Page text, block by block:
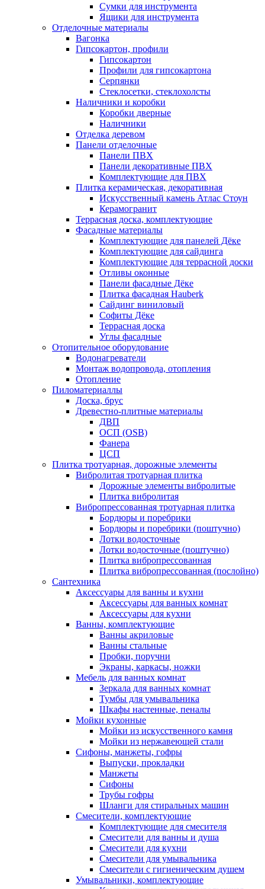
Сумки для инструмента
Ящики для инструмента
Отделочные материалы
Вагонка
Гипсокартон, профили
Гипсокартон
Профили для гипсокартона
Серпянки
Стеклосетки, стеклохолсты
Наличники и коробки
Коробки дверные
Наличники
Отделка деревом
Панели отделочные
Панели ПВХ
Панели декоративные ПВХ
Комплектующие для ПВХ
Плитка керамическая, декоративная
Искусственный камень Атлас Стоун
Керамогранит
Террасная доска, комплектующие
Фасадные материалы
Комплектующие для панелей Дёке
Комплектующие для сайдинга
Комплектующие для террасной доски
Отливы оконные
Панели фасадные Дёке
Плитка фасадная Hauberk
Сайдинг виниловый
Софиты Дёке
Террасная доска
Углы фасадные
Отопительное оборудование
Водонагреватели
Монтаж водопровода, отопления
Отопление
Пиломатериаллы
Доска, брус
Древестно-плитные материалы
ДВП
ОСП (OSB)
Фанера
ЦСП
Плитка тротуарная, дорожные элементы
Вибролитая тротуарная плитка
Дорожные элементы вибролитые
Плитка вибролитая
Вибропрессованная тротуарная плитка
Бордюры и поребрики
Бордюры и поребрики (поштучно)
Лотки водосточные
Лотки водосточные (поштучно)
Плитка вибропрессованная
Плитка вибропрессованная (послойно)
Сантехника
Аксессуары для ванны и кухни
Аксессуары для ванных комнат
Аксессуары для кухни
Ванны, комплектующие
Ванны акриловые
Ванны стальные
Пробки, поручни
Экраны, каркасы, ножки
Мебель для ванных комнат
Зеркала для ванных комнат
Тумбы для умывальника
Шкафы настенные, пеналы
Мойки кухонные
Мойки из искусственного камня
Мойки из нержавеющей стали
Сифоны, манжеты, гофры
Выпуски, прокладки
Манжеты
Сифоны
Трубы гофры
Шланги для стиральных машин
Смесители, комплектующие
Комплектующие для смесителя
Смесители для ванны и душа
Смесители для кухни
Смесители для умывальника
Смесители с гигиеническим душем
Умывальники, комплектующие